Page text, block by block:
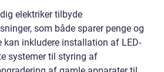
elektriker tilbyde
som både sparer penge og
kan inkludere installation af LED-
systemer til styring af